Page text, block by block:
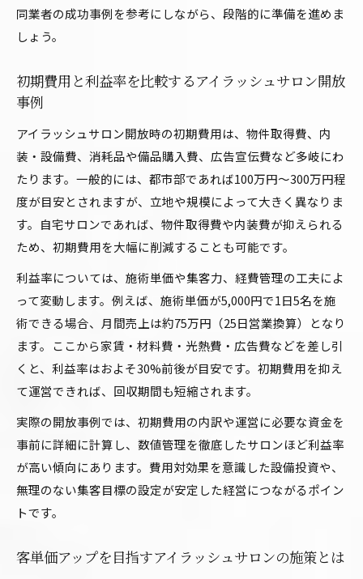
同業者の成功事例を参考にしながら、段階的に準備を進めま
しょう。
初期費用と利益率を比較するアイラッシュサロン開放
事例
アイラッシュサロン開放時の初期費用は、物件取得費、内
装・設備費、消耗品や備品購入費、広告宣伝費など多岐にわ
たります。一般的には、都市部であれば100万円〜300万円程
度が目安とされますが、立地や規模によって大きく異なりま
す。自宅サロンであれば、物件取得費や内装費が抑えられる
ため、初期費用を大幅に削減することも可能です。
利益率については、施術単価や集客力、経費管理の工夫によ
って変動します。例えば、施術単価が5,000円で1日5名を施
術できる場合、月間売上は約75万円（25日営業換算）となり
ます。ここから家賃・材料費・光熱費・広告費などを差し引
くと、利益率はおよそ30%前後が目安です。初期費用を抑え
て運営できれば、回収期間も短縮されます。
実際の開放事例では、初期費用の内訳や運営に必要な資金を
事前に詳細に計算し、数値管理を徹底したサロンほど利益率
が高い傾向にあります。費用対効果を意識した設備投資や、
無理のない集客目標の設定が安定した経営につながるポイン
トです。
客単価アップを目指すアイラッシュサロンの施策とは